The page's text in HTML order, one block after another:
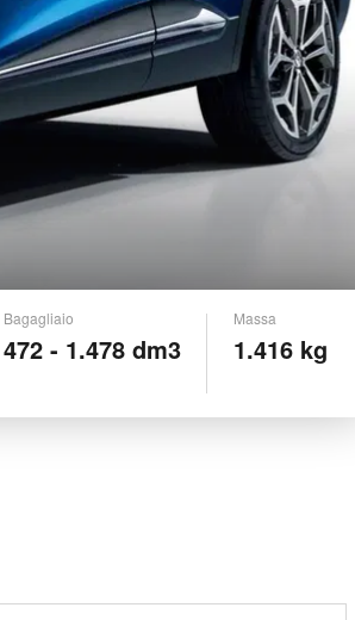
Bagagliaio
472 - 1.478 dm3
Massa
1.416 kg